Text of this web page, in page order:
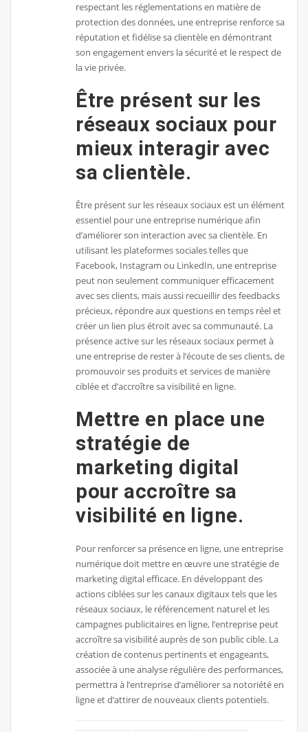
respectant les réglementations en matière de
protection des données, une entreprise renforce sa
réputation et fidélise sa clientèle en démontrant
son engagement envers la sécurité et le respect de
la vie privée.
Être présent sur les
réseaux sociaux pour
mieux interagir avec
sa clientèle.
Être présent sur les réseaux sociaux est un élément
essentiel pour une entreprise numérique afin
d’améliorer son interaction avec sa clientèle. En
utilisant les plateformes sociales telles que
Facebook, Instagram ou LinkedIn, une entreprise
peut non seulement communiquer efficacement
avec ses clients, mais aussi recueillir des feedbacks
précieux, répondre aux questions en temps réel et
créer un lien plus étroit avec sa communauté. La
présence active sur les réseaux sociaux permet à
une entreprise de rester à l’écoute de ses clients, de
promouvoir ses produits et services de manière
ciblée et d’accroître sa visibilité en ligne.
Mettre en place une
stratégie de
marketing digital
pour accroître sa
visibilité en ligne.
Pour renforcer sa présence en ligne, une entreprise
numérique doit mettre en œuvre une stratégie de
marketing digital efficace. En développant des
actions ciblées sur les canaux digitaux tels que les
réseaux sociaux, le référencement naturel et les
campagnes publicitaires en ligne, l’entreprise peut
accroître sa visibilité auprès de son public cible. La
création de contenus pertinents et engageants,
associée à une analyse régulière des performances,
permettra à l’entreprise d’améliorer sa notoriété en
ligne et d’attirer de nouveaux clients potentiels.